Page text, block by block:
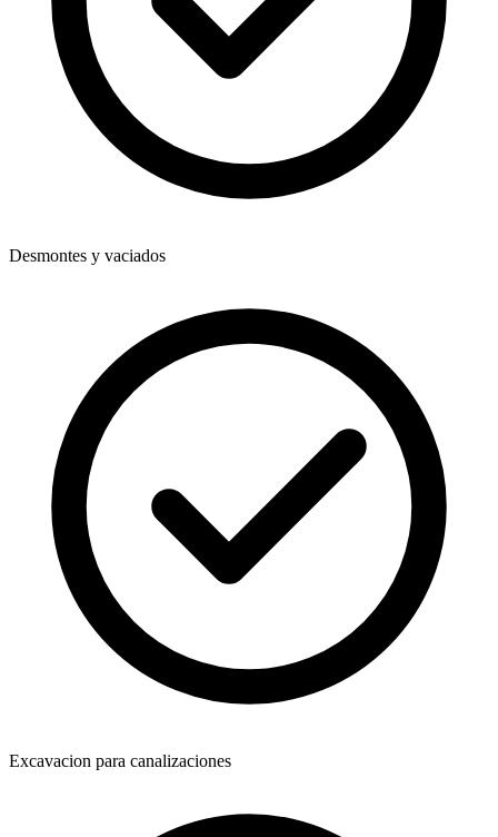
Desmontes y vaciados
Excavacion para canalizaciones